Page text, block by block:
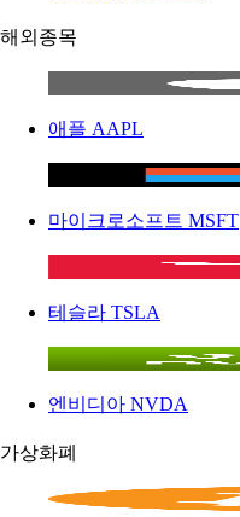
해외종목
애플 AAPL
마이크로소프트 MSFT
테슬라 TSLA
엔비디아 NVDA
가상화폐